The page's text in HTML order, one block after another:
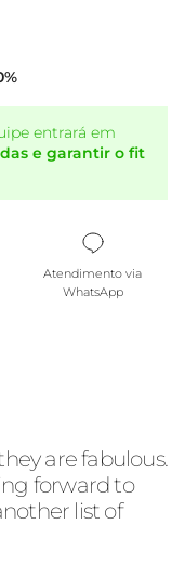
entrará em
e garantir o fit
Atendimento via
WhatsApp
are fabulous.
forward to
list of